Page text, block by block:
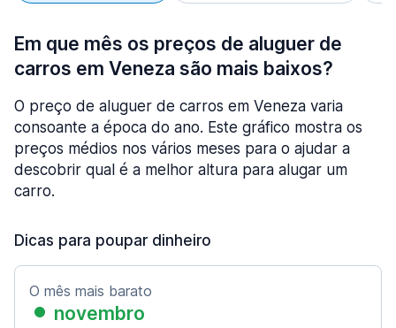
Em que mês os preços de aluguer de
carros em Veneza são mais baixos?
O preço de aluguer de carros em Veneza varia
consoante a época do ano. Este gráfico mostra os
preços médios nos vários meses para o ajudar a
descobrir qual é a melhor altura para alugar um
carro.
Dicas para poupar dinheiro
O mês mais barato
novembro